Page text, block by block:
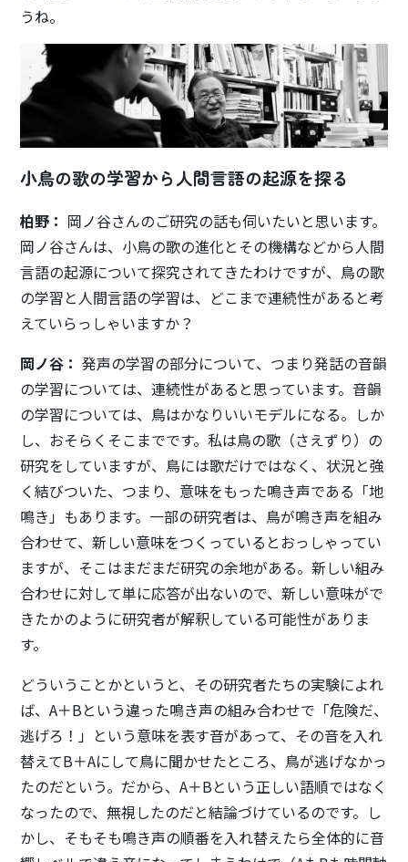
うね。
小鳥の歌の学習から人間言語の起源を探る
柏野： 岡ノ谷さんのご研究の話も伺いたいと思います。
岡ノ谷さんは、小鳥の歌の進化とその機構などから人間
言語の起源について探究されてきたわけですが、鳥の歌
の学習と人間言語の学習は、どこまで連続性があると考
えていらっしゃいますか？
岡ノ谷： 発声の学習の部分について、つまり発話の音韻
の学習については、連続性があると思っています。音韻
の学習については、鳥はかなりいいモデルになる。しか
し、おそらくそこまでです。私は鳥の歌（さえずり）の
研究をしていますが、鳥には歌だけではなく、状況と強
く結びついた、つまり、意味をもった鳴き声である「地
鳴き」もあります。一部の研究者は、鳥が鳴き声を組み
合わせて、新しい意味をつくっているとおっしゃってい
ますが、そこはまだまだ研究の余地がある。新しい組み
合わせに対して単に応答が出ないので、新しい意味がで
きたかのように研究者が解釈している可能性がありま
す。
どういうことかというと、その研究者たちの実験によれ
ば、A＋Bという違った鳴き声の組み合わせで「危険だ、
逃げろ！」という意味を表す音があって、その音を入れ
替えてB＋Aにして鳥に聞かせたところ、鳥が逃げなかっ
たのだという。だから、A＋Bという正しい語順ではなく
なったので、無視したのだと結論づけているのです。し
かし、そもそも鳴き声の順番を入れ替えたら全体的に音